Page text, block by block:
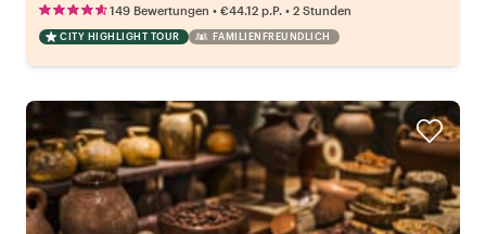
149 Bewertungen • €44.12 p.P. • 2 Stunden
CITY HIGHLIGHT TOUR FAMILIENFREUNDLICH